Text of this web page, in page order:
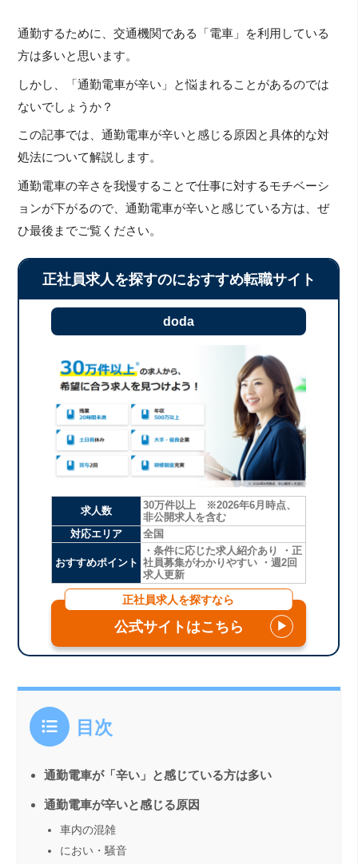
通勤するために、交通機関である「電車」を利用している
方は多いと思います。
しかし、「通勤電車が辛い」と悩まれることがあるのでは
ないでしょうか？
この記事では、通勤電車が辛いと感じる原因と具体的な対
処法について解説します。
通勤電車の辛さを我慢することで仕事に対するモチベーシ
ョンが下がるので、通勤電車が辛いと感じている方は、ぜ
ひ最後までご覧ください。
正社員求人を探すのにおすすめ転職サイト
doda
求人数
30万件以上 ※2026年6月時点、
非公開求人を含む
対応エリア
全国
おすすめポイント
・条件に応じた求人紹介あり ・正
社員募集がわかりやすい ・週2回
求人更新
正社員求人を探すなら
公式サイトはこちら ▶
目次
通勤電車が「辛い」と感じている方は多い
通勤電車が辛いと感じる原因
車内の混雑
におい・騒音